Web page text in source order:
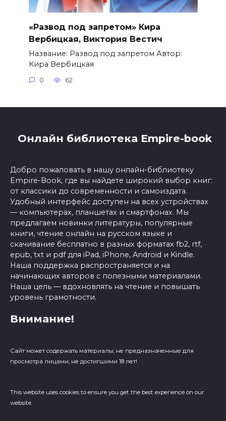
«Развод под запретом» Кира
Вербицкая, Виктория Вестич
Название: Развод под запретом Автор:
Кира Вербицкая
0 62
Онлайн библиотека Empire-book
Добро пожаловать в нашу онлайн-библиотеку
Empire-Book, где вы найдете широкий выбор книг:
от классики до современности и самоиздата.
Удобный интерфейс доступен на всех устройствах
— компьютерах, планшетах и смартфонах. Мы
предлагаем новинки литературы, популярные
книги, чтение онлайн на русском языке и
скачивание бесплатно в разных форматах fb2, rtf,
epub, txt и pdf для iPad, iPhone, Android и Kindle.
Наша поддержка распространяется и на
начинающих авторов с полезными материалами.
Наша цель — вдохновлять на чтение и повышать
уровень грамотности.
Внимание!
Сайт может содержать материалы, не предназначенные для
просмотра лицами, не достигшими 18 лет!
This website uses cookies to ensure you get the best experience on our
website.